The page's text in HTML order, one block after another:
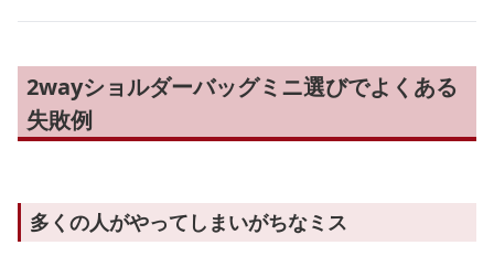
2wayショルダーバッグミニ選びでよくある
失敗例
多くの人がやってしまいがちなミス